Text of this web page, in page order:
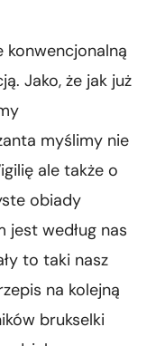
konwencjonalną
Jako, że jak już
myślimy nie
ale także o
obiady
jest według nas
to taki nasz
na kolejną
brukselki